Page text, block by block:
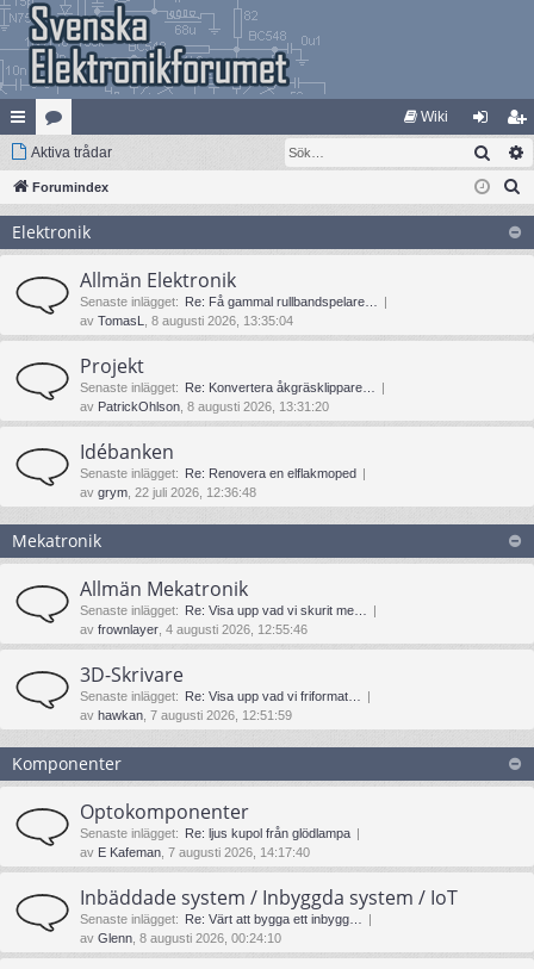
na
bb
lä
nk
ar
at
eg
ori
er
Wiki
og
ga
li
m
ed
le
Aktiva trådar Sök
Forumindex
Elektronik
Allmän Elektronik
Senaste inlägget: Re: Få gammal rullbandspelare…
av TomasL , 8 augusti 2026, 13:35:04
Projekt
Senaste inlägget: Re: Konvertera åkgräsklippare…
av PatrickOhlson , 8 augusti 2026, 13:31:20
Idébanken
Senaste inlägget: Re: Renovera en elflakmoped
av grym , 22 juli 2026, 12:36:48
Mekatronik
Allmän Mekatronik
Senaste inlägget: Re: Visa upp vad vi skurit me…
av frownlayer , 4 augusti 2026, 12:55:46
3D-Skrivare
Senaste inlägget: Re: Visa upp vad vi friformat…
av hawkan , 7 augusti 2026, 12:51:59
Komponenter
Optokomponenter
Senaste inlägget: Re: ljus kupol från glödlampa
av E Kafeman , 7 augusti 2026, 14:17:40
Inbäddade system / Inbyggda system / IoT
Senaste inlägget: Re: Värt att bygga ett inbygg…
av Glenn , 8 augusti 2026, 00:24:10